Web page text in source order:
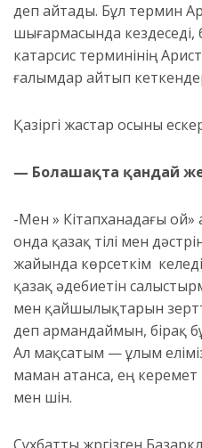
деп айтады. Бұл термин
шығармасында кездеседі,
катарсис терминінің
ғалымдар айтып
Қазіргі жастар осыны
— Болашақта қандай
-Мен » Кітапханадағы
онда қазақ тілі мен
жайында көрсеткім
қазақ әдебиетін
мен қайшылықтарын
деп армандаймын, бірақ
Ал мақсатым — ұлым
маман атанса, ең керемет
мен үшін.